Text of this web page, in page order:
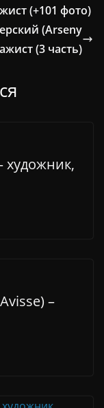
(+101 фото)
(Arseny
(3 часть)
художник,
–